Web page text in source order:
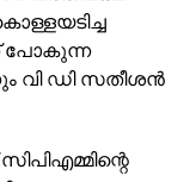
പോകുന്ന
ഡി സതീശന്‍